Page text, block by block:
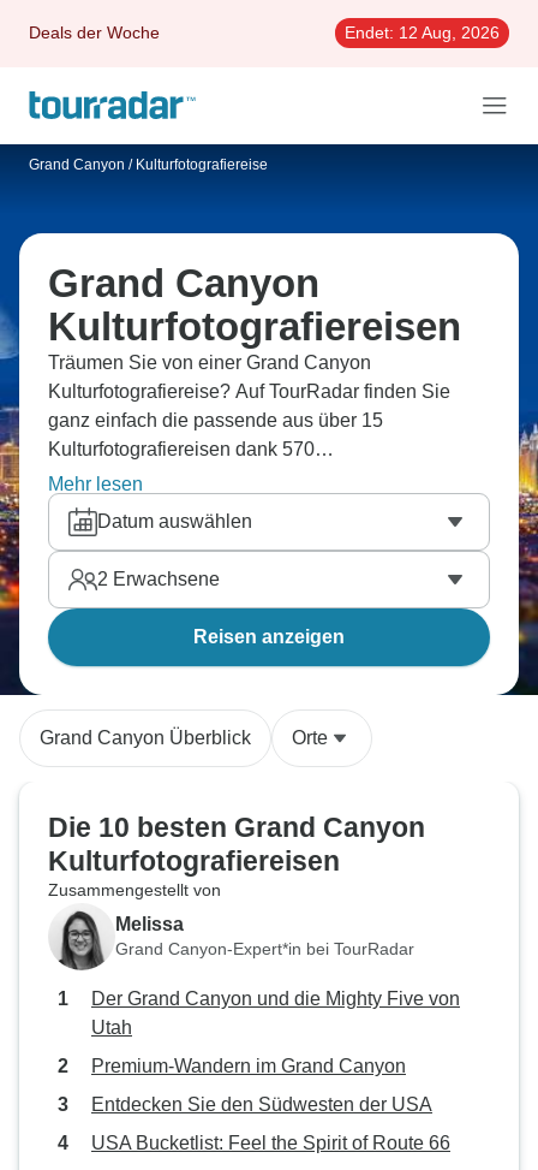
Deals der Woche Endet: 12 Aug, 2026
Grand Canyon / Kulturfotografiereise
Grand Canyon
Kulturfotografiereisen
Träumen Sie von einer Grand Canyon
Kulturfotografiereise? Auf TourRadar finden Sie
ganz einfach die passende aus über 15
Kulturfotografiereisen dank 570
Erfahrungsberichten.
Mehr lesen
Datum auswählen
2 Erwachsene
Reisen anzeigen
Grand Canyon Überblick Orte
Die 10 besten Grand Canyon
Kulturfotografiereisen
Zusammengestellt von
Melissa
Grand Canyon-Expert*in bei TourRadar
Der Grand Canyon und die Mighty Five von
Utah
Premium-Wandern im Grand Canyon
Entdecken Sie den Südwesten der USA
USA Bucketlist: Feel the Spirit of Route 66